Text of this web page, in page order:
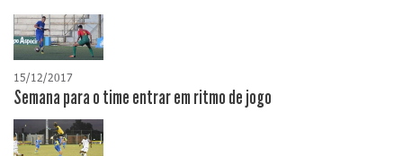
15/12/2017
Semana para o time entrar em ritmo de jogo